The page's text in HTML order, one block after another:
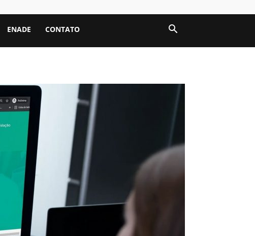
ENADE CONTATO